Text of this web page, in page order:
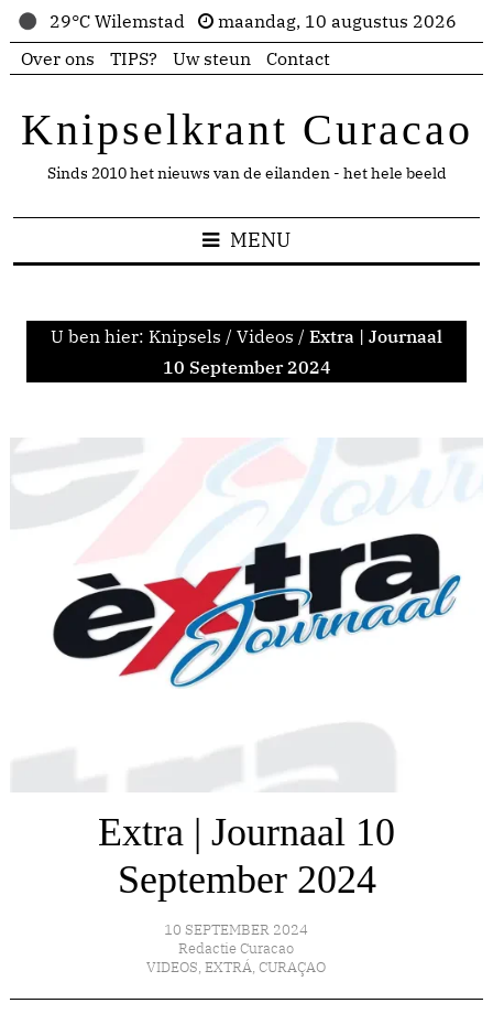
29°C Wilemstad
maandag, 10 augustus 2026
Over ons
TIPS? Uw steun Contact
Knipselkrant Curacao
Sinds 2010 het nieuws van de eilanden - het hele beeld
MENU
U ben hier: Knipsels / Videos / Extra | Journaal
10 September 2024
Extra | Journaal 10
September 2024
10 SEPTEMBER 2024
Redactie Curacao
VIDEOS, EXTRÁ, CURAÇAO